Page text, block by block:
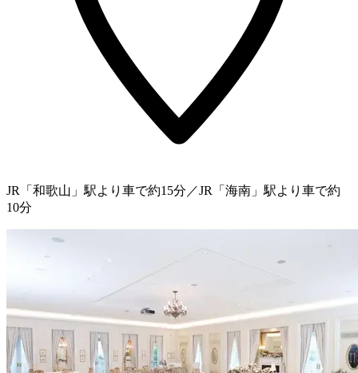
JR「和歌山」駅より車で約15分／JR「海南」駅より車で約
10分